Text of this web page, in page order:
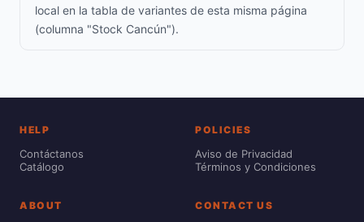
local en la tabla de variantes de esta misma página
(columna "Stock Cancún").
HELP
Contáctanos
Catálogo
POLICIES
Aviso de Privacidad
Términos y Condiciones
ABOUT CONTACT US